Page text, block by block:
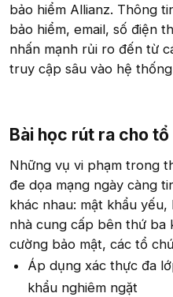
bảo hiểm Allianz. Thông
bảo hiểm, email, số điện
nhấn mạnh rủi ro đến từ
truy cập sâu vào hệ
Bài học rút ra cho
Những vụ vi phạm trong
đe dọa mạng ngày càng
khác nhau: mật khẩu
nhà cung cấp bên thứ ba
cường bảo mật, các tổ
Áp dụng xác thực đa
khẩu nghiêm ngặt